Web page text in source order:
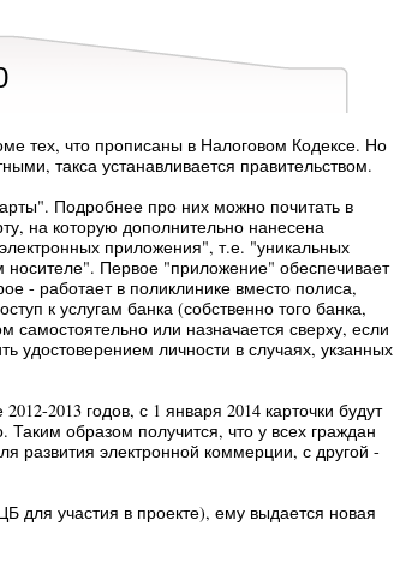
тех, что прописаны в Налоговом Кодексе. Но
такса устанавливается правительством.
Подробнее про них можно почитать в
на которую дополнительно нанесена
приложения", т.е. "уникальных
носителе". Первое "приложение" обеспечивает
- работает в поликлинике вместо полиса,
к услугам банка (собственно того банка,
самостоятельно или назначается сверху, если
удостоверением личности в случаях, укзанных
2013 годов, с 1 января 2014 карточки будут
образом получится, что у всех граждан
развития электронной коммерции, с другой -
для участия в проекте), ему выдается новая